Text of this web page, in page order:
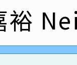
師、
小朗讀
園市中
獲教
世
裕